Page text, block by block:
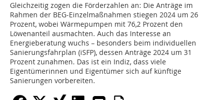
Gleichzeitig zogen die Förderzahlen an: Die Anträge im
Rahmen der BEG-Einzelmaßnahmen stiegen 2024 um 26
Prozent, wobei Wärmepumpen mit 76,2 Prozent den
Löwenanteil ausmachten. Auch das Interesse an
Energieberatung wuchs – besonders beim individuellen
Sanierungsfahrplan (iSFP), dessen Anträge 2024 um 31
Prozent zunahmen. Das ist ein Indiz, dass viele
Eigentümerinnen und Eigentümer sich auf künftige
Sanierungen vorbereiten.